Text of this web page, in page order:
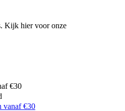
Kijk hier voor onze
€30
vanaf €30